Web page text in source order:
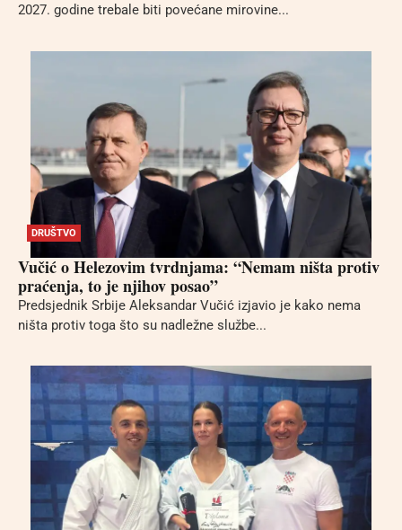
2027. godine trebale biti povećane mirovine...
DRUŠTVO
Vučić o Helezovim tvrdnjama: “Nemam ništa protiv
praćenja, to je njihov posao”
Predsjednik Srbije Aleksandar Vučić izjavio je kako nema
ništa protiv toga što su nadležne službe...